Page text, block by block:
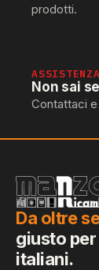
prodotti.
ASSISTENZA
Non sai
Contattaci
Da oltre
giusto
italiani.